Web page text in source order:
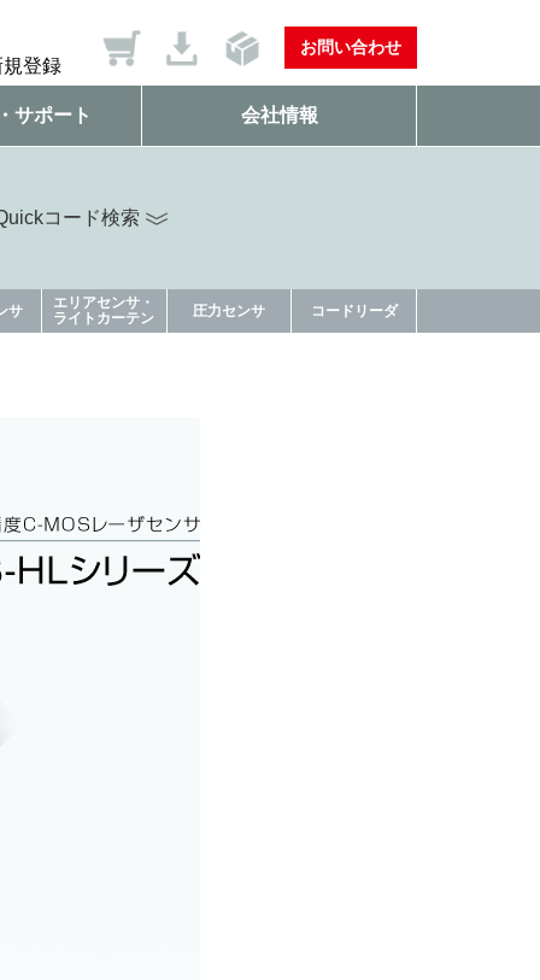
規登録
お問い合わせ
サポート 会社情報
コード検索
サ
エリアセンサ・
ライトカーテン
圧力センサ コードリーダ